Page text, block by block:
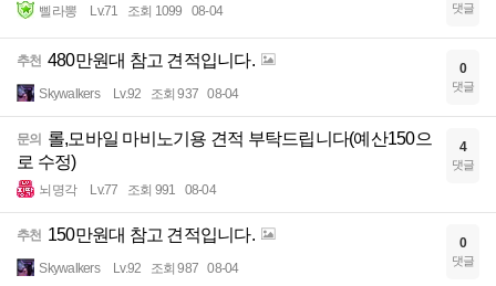
삘라뽕 Lv.71 조회 1099 08-04 댓글
추천 480만원대 참고 견적입니다.
Skywalkers Lv.92 조회 937 08-04
0
댓글
문의
롤,모바일 마비노기용 견적 부탁드립니다(예산150으
로 수정)
뇌명각 Lv.77 조회 991 08-04
4
댓글
추천 150만원대 참고 견적입니다.
Skywalkers Lv.92 조회 987 08-04
0
댓글